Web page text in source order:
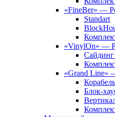
«FineBer» —
Standart
«VinylOn» —
«Grand Line»
Блок-